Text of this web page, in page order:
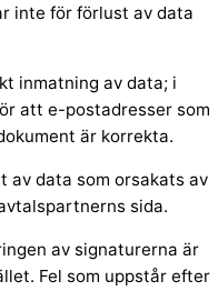
inte för förlust av data
inmatning av data; i
att e-postadresser som
är korrekta.
av data som orsakats av
sida.
av signaturerna är
Fel som uppstår efter